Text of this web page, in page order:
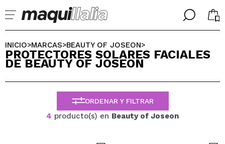
╳
Ya soy #maquilover, tengo cuenta
BIENVENIDX!
╳
SELECCIONA TU IDIOMA
ENGLISH
FRANCES
ALEMAN
ITALIANO
INICIO>MARCAS>BEAUTY OF JOSEON>
PROTECTORES SOLARES FACIALES
DE BEAUTY OF JOSEON
ORDENAR Y FILTRAR
4 producto(s) en Beauty of Joseon